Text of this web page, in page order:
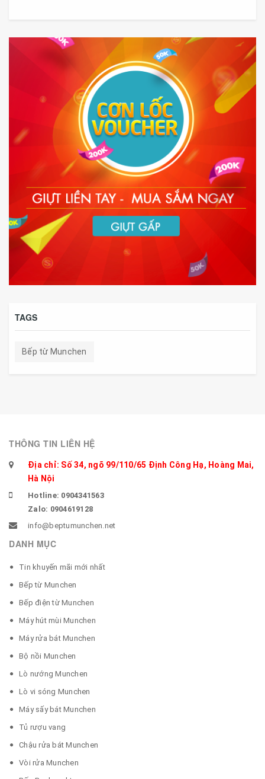
TAGS
Bếp từ Munchen
THÔNG TIN LIÊN HỆ
Địa chỉ: Số 34, ngõ 99/110/65 Định Công Hạ, Hoàng Mai,
Hà Nội
Hotline: 0904341563
Zalo: 0904619128
info@beptumunchen.net
DANH MỤC
Tin khuyến mãi mới nhất
Bếp từ Munchen
Bếp điện từ Munchen
Máy hút mùi Munchen
Máy rửa bát Munchen
Bộ nồi Munchen
Lò nướng Munchen
Lò vi sóng Munchen
Máy sấy bát Munchen
Tủ rượu vang
Chậu rửa bát Munchen
Vòi rửa Munchen